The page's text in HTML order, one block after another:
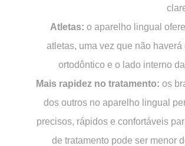
Atletas: o aparelho lingual
atletas, uma vez que não
ortodôntico e o lado interno
Mais rapidez no tratamento: os
dos outros no aparelho lingual
precisos, rápidos e confortáveis
de tratamento pode ser menor